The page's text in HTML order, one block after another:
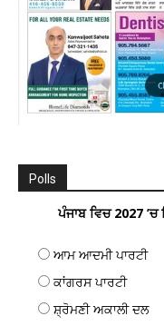
Polls
ਪੰਜਾਬ ਵਿਚ 2027
ਆਮ ਆਦਮੀ ਪਾਰਟੀ
ਕਾਂਗਰਸ ਪਾਰਟੀ
ਸ਼੍ਰੋਮਣੀ ਅਕਾਲੀ ਦਲ